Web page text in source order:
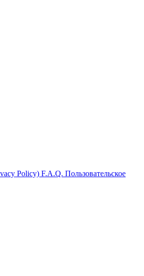
Policy) F.A.Q. Пользовательское